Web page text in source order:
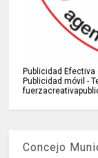
Publicidad
Publicidad móvil -
Concejo